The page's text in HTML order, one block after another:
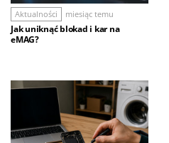
Aktualności miesiąc temu
Jak uniknąć blokad i kar na
eMAG?